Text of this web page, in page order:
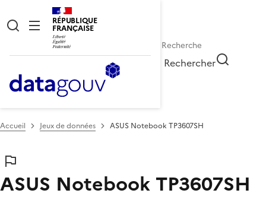
RÉPUBLIQUE
FRANÇAISE
Rechercher
Accueil Jeux de données ASUS Notebook TP3607SH
ASUS Notebook TP3607SH